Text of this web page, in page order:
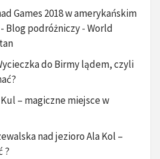
Games 2018 w amerykańskim
- Blog podróżniczy - World
do Birmy lądem, czyli
– magiczne miejsce w
nad jezioro Ala Kol –
?